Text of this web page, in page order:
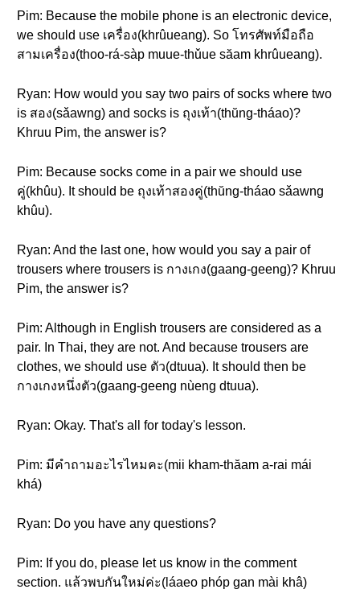
Pim: Because the mobile phone is an electronic device,
we should use เครื่อง(khrûueang). So โทรศัพท์มือถือ
สามเครื่อง(thoo-rá-sàp muue-thǔue săam khrûueang).
Ryan: How would you say two pairs of socks where two
is สอง(sǎawng) and socks is ถุงเท้า(thŭng-tháao)?
Khruu Pim, the answer is?
Pim: Because socks come in a pair we should use
คู่(khûu). It should be ถุงเท้าสองคู่(thŭng-tháao sǎawng
khûu).
Ryan: And the last one, how would you say a pair of
trousers where trousers is กางเกง(gaang-geeng)? Khruu
Pim, the answer is?
Pim: Although in English trousers are considered as a
pair. In Thai, they are not. And because trousers are
clothes, we should use ตัว(dtuua). It should then be
กางเกงหนึ่งตัว(gaang-geeng nùeng dtuua).
Ryan: Okay. That's all for today's lesson.
Pim: มีคำถามอะไรไหมคะ(mii kham-thăam a-rai mái
khá)
Ryan: Do you have any questions?
Pim: If you do, please let us know in the comment
section. แล้วพบกันใหม่ค่ะ(láaeo phóp gan mài khâ)